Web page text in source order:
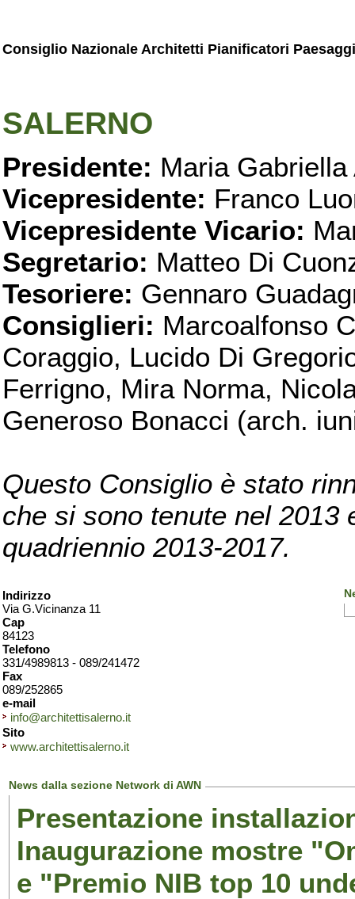
Consiglio Nazionale Architetti Pianificatori
SALERNO
Presidente: Maria Gabriella
Vicepresidente: Franco
Vicepresidente Vicario:
Segretario: Matteo Di
Tesoriere: Gennaro
Consiglieri: Marcoalfonso
Coraggio, Lucido Di
Ferrigno, Mira Norma,
Generoso Bonacci (arch.
Questo Consiglio è stato
che si sono tenute nel 2013
quadriennio 2013-2017.
Indirizzo
Via G.Vicinanza 11
Cap
84123
Telefono
331/4989813 - 089/241472
Fax
089/252865
e-mail
info@architettisalerno.it
Sito
www.architettisalerno.it
News dalla sezione Network di AWN
Presentazione
Inaugurazione mostre
e "Premio NIB top 10